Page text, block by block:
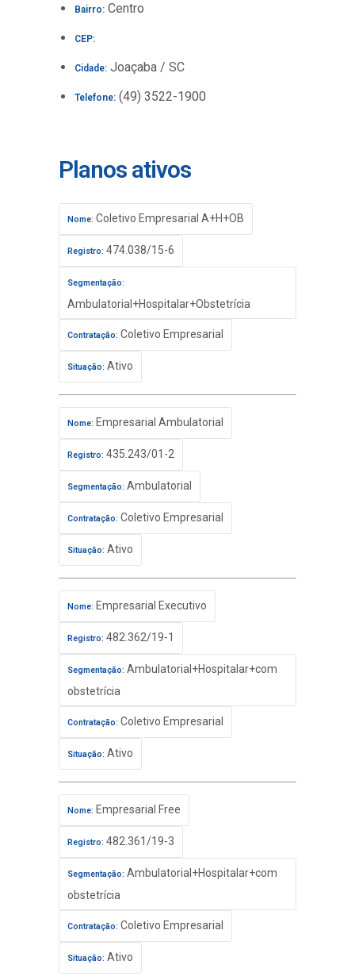
Bairro: Centro
CEP:
Cidade: Joaçaba / SC
Telefone: (49) 3522-1900
Planos ativos
Nome: Coletivo Empresarial A+H+OB
Registro: 474.038/15-6
Segmentação:
Ambulatorial+Hospitalar+Obstetrícia
Contratação: Coletivo Empresarial
Situação: Ativo
Nome: Empresarial Ambulatorial
Registro: 435.243/01-2
Segmentação: Ambulatorial
Contratação: Coletivo Empresarial
Situação: Ativo
Nome: Empresarial Executivo
Registro: 482.362/19-1
Segmentação: Ambulatorial+Hospitalar+com
obstetrícia
Contratação: Coletivo Empresarial
Situação: Ativo
Nome: Empresarial Free
Registro: 482.361/19-3
Segmentação: Ambulatorial+Hospitalar+com
obstetrícia
Contratação: Coletivo Empresarial
Situação: Ativo